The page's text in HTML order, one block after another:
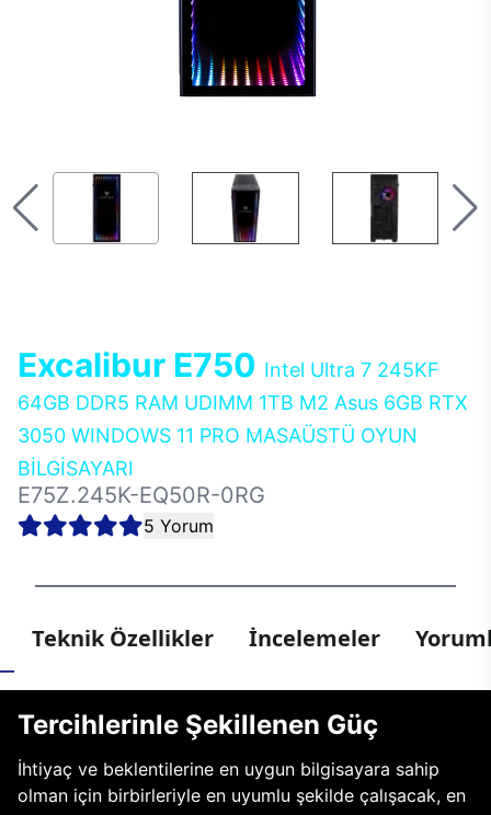
Excalibur E750 Intel Ultra 7 245KF
64GB DDR5 RAM UDIMM 1TB M2 Asus 6GB RTX
3050 WINDOWS 11 PRO MASAÜSTÜ OYUN
BİLGİSAYARI
E75Z.245K-EQ50R-0RG
5 Yorum
Teknik Özellikler İncelemeler
Tercihlerinle Şekillenen Güç
İhtiyaç ve beklentilerine en uygun bilgisayara sahip
olman için birbirleriyle en uyumlu şekilde çalışacak, en